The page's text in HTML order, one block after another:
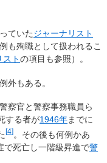
ていたジャーナリスト
も殉職として扱われるこ
トの項目も参照）。
外もある。
察官と警察事務職員ら
する者が1946年までに
[4] 。その後も何例かあ
で死亡し一階級昇進で警